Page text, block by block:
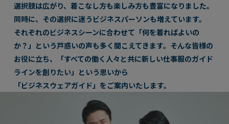
選択肢は広がり、着こなし方も楽しみ方も豊富になりました。
同時に、その選択に迷うビジネスパーソンも増えています。
それぞれのビジネスシーンに合わせて「何を着ればよいの
か？」という戸惑いの声も多く聞こえてきます。 そんな皆様の
お役に立ち、「すべての働く人々と共に新しい仕事服のガイド
ラインを創りたい」という思いから
「ビジネスウェアガイド」をご案内いたします。